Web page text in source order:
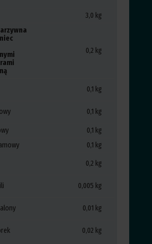
3,0 kg
0,2 kg
0,1 kg
0,1 kg
0,1 kg
0,1 kg
0,2 kg
0,005 kg
0,01 kg
0,02 kg